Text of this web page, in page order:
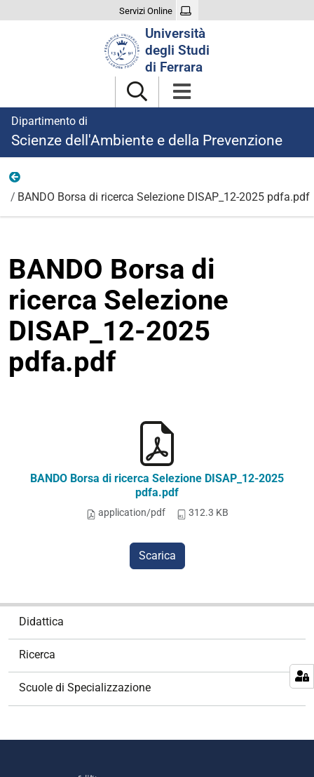
Servizi Online
Università
degli Studi
di Ferrara
Dipartimento di
Scienze dell'Ambiente e della Prevenzione
BANDO Borsa di ricerca Selezione DISAP_12-2025 pdfa.pdf
BANDO Borsa di
ricerca Selezione
DISAP_12-2025
pdfa.pdf
BANDO Borsa di ricerca Selezione DISAP_12-2025
pdfa.pdf
application/pdf 312.3 KB
Scarica
Didattica
Ricerca
Scuole di Specializzazione